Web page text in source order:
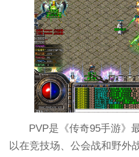
PVP是《传奇95手游》
以在竞技场、公会战和野外